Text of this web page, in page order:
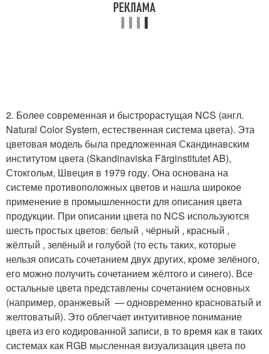
2. Более современная и быстрорастущая NCS (англ.
Natural Color System, естественная система цвета). Эта
цветовая модель была предложенная Скандинавским
институтом цвета (Skandinaviska Färginstitutet AB),
Стокгольм, Швеция в 1979 году. Она основана на
системе противоположных цветов и нашла широкое
применение в промышленности для описания цвета
продукции. При описании цвета по NCS используются
шесть простых цветов: белый , чёрный , красный ,
жёлтый , зелёный и голубой (то есть таких, которые
нельзя описать сочетанием двух других, кроме зелёного,
его можно получить сочетанием жёлтого и синего). Все
остальные цвета представлены сочетанием основных
(например, оранжевый — одновременно красноватый и
желтоватый). Это облегчает интуитивное понимание
цвета из его кодированной записи, в то время как в таких
системах как RGB мысленная визуализация цвета по